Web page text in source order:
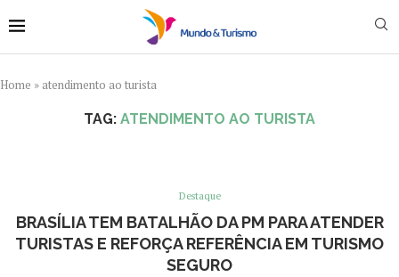
Home » atendimento ao turista
TAG: ATENDIMENTO AO TURISTA
Destaque
BRASÍLIA TEM BATALHÃO DA PM PARA ATENDER
TURISTAS E REFORÇA REFERÊNCIA EM TURISMO
SEGURO